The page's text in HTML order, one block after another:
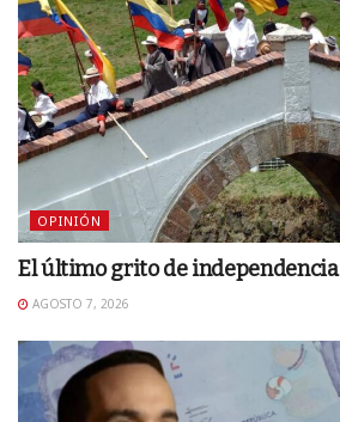
OPINIÓN
El último grito de independencia
AGOSTO 7, 2026